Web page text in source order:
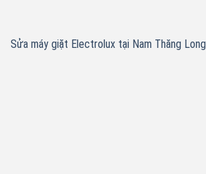
Sửa máy giặt Electrolux tại Nam Thăng Long